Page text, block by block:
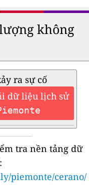
không
ra sự cố
dữ liệu lịch sử
tra nền tảng dữ
piemonte/cerano/